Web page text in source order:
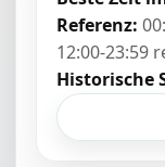
Referenz:
12:00-23:59
Historische